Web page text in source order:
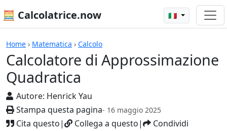
🧮 Calcolatrice.now 🇮🇹
Home › Matematica › Calcolo
Calcolatore di Approssimazione
Quadratica
Autore: Henrick Yau
Stampa questa pagina- 16 maggio 2025
Cita questo| Collega a questo| Condividi
Calcolatrici